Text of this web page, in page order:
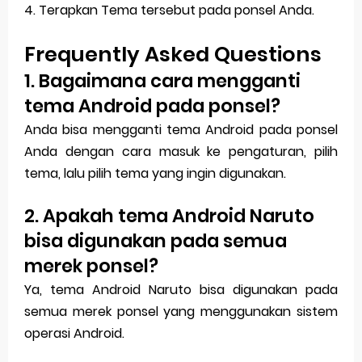
4. Terapkan Tema tersebut pada ponsel Anda.
Frequently Asked Questions
1. Bagaimana cara mengganti
tema Android pada ponsel?
Anda bisa mengganti tema Android pada ponsel
Anda dengan cara masuk ke pengaturan, pilih
tema, lalu pilih tema yang ingin digunakan.
2. Apakah tema Android Naruto
bisa digunakan pada semua
merek ponsel?
Ya, tema Android Naruto bisa digunakan pada
semua merek ponsel yang menggunakan sistem
operasi Android.